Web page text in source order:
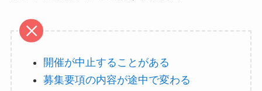
開催が中止することがある
募集要項の内容が途中で変わる